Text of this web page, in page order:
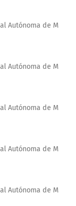
Autónoma de M
Autónoma de M
Autónoma de M
Autónoma de M
Autónoma de M